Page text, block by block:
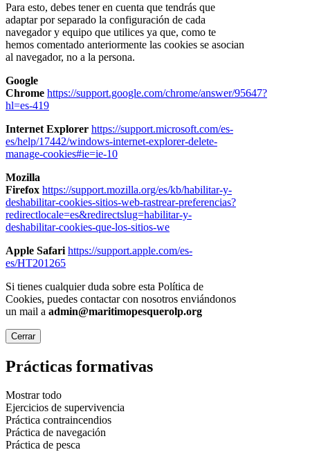
Para esto, debes tener en cuenta que tendrás que
adaptar por separado la configuración de cada
navegador y equipo que utilices ya que, como te
hemos comentado anteriormente las cookies se asocian
al navegador, no a la persona.
Google
Chrome https://support.google.com/chrome/answer/95647?
hl=es-419
Internet Explorer https://support.microsoft.com/es-
es/help/17442/windows-internet-explorer-delete-
manage-cookies#ie=ie-10
Mozilla
Firefox https://support.mozilla.org/es/kb/habilitar-y-
deshabilitar-cookies-sitios-web-rastrear-preferencias?
redirectlocale=es&redirectslug=habilitar-y-
deshabilitar-cookies-que-los-sitios-we
Apple Safari https://support.apple.com/es-
es/HT201265
Si tienes cualquier duda sobre esta Política de
Cookies, puedes contactar con nosotros enviándonos
un mail a admin@maritimopesquerolp.org
Cerrar
Prácticas formativas
Mostrar todo
Ejercicios de supervivencia
Práctica contraincendios
Práctica de navegación
Práctica de pesca